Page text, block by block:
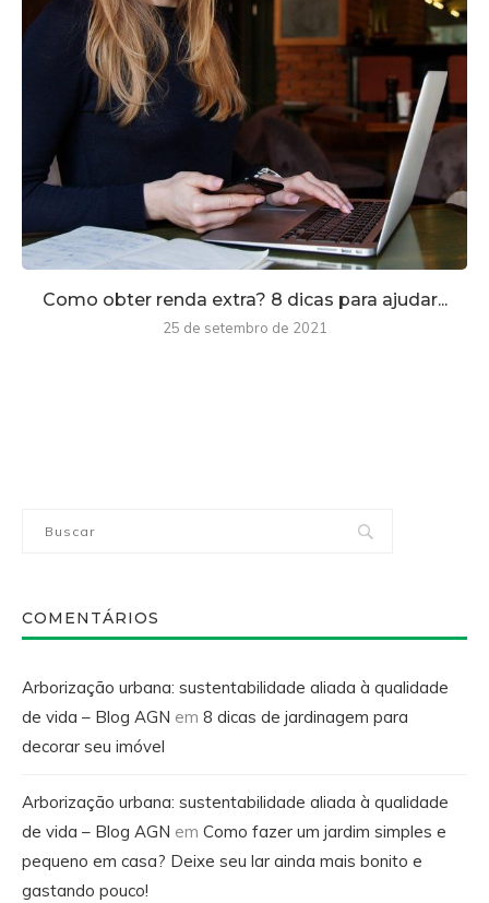
Como obter renda extra? 8 dicas para ajudar...
25 de setembro de 2021
COMENTÁRIOS
Arborização urbana: sustentabilidade aliada à qualidade
de vida – Blog AGN em 8 dicas de jardinagem para
decorar seu imóvel
Arborização urbana: sustentabilidade aliada à qualidade
de vida – Blog AGN em Como fazer um jardim simples e
pequeno em casa? Deixe seu lar ainda mais bonito e
gastando pouco!